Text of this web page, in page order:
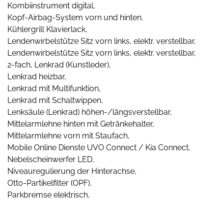
Kombiinstrument digital,
Kopf-Airbag-System vorn und hinten,
Kühlergrill Klavierlack,
Lendenwirbelstütze Sitz vorn links, elektr. verstellbar,
Lendenwirbelstütze Sitz vorn links, elektr. verstellbar,
2-fach, Lenkrad (Kunstleder),
Lenkrad heizbar,
Lenkrad mit Multifunktion,
Lenkrad mit Schaltwippen,
Lenksäule (Lenkrad) höhen-/längsverstellbar,
Mittelarmlehne hinten mit Getränkehalter,
Mittelarmlehne vorn mit Staufach,
Mobile Online Dienste UVO Connect / Kia Connect,
Nebelscheinwerfer LED,
Niveauregulierung der Hinterachse,
Otto-Partikelfilter (OPF),
Parkbremse elektrisch,